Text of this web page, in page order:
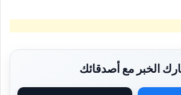
الخبر مع أصدقائك